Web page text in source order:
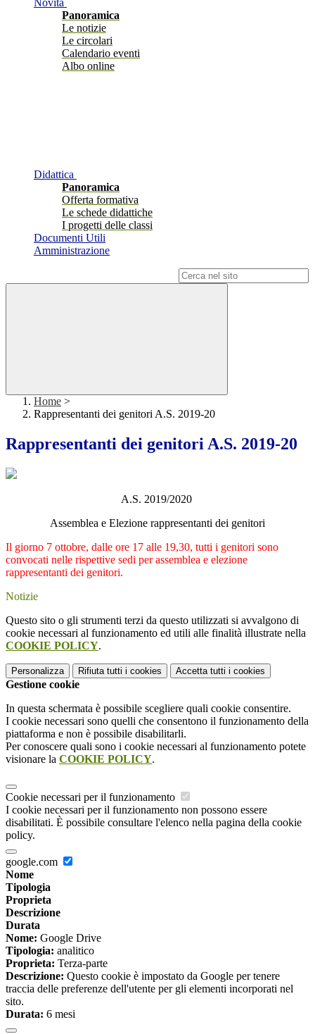
Novità
Panoramica
Le notizie
Le circolari
Calendario eventi
Albo online
Didattica
Panoramica
Offerta formativa
Le schede didattiche
I progetti delle classi
Documenti Utili
Amministrazione
Home >
Rappresentanti dei genitori A.S. 2019-20
Rappresentanti dei genitori A.S. 2019-20
A.S. 2019/2020
Assemblea e Elezione rappresentanti dei genitori
Il giorno 7 ottobre, dalle ore 17 alle 19,30, tutti i genitori sono
convocati nelle rispettive sedi per assemblea e elezione
rappresentanti dei genitori.
Notizie
Questo sito o gli strumenti terzi da questo utilizzati si avvalgono di
cookie necessari al funzionamento ed utili alle finalità illustrate nella
COOKIE POLICY.
Personalizza Rifiuta tutti i cookies Accetta tutti i cookies
Gestione cookie
In questa schermata è possibile scegliere quali cookie consentire.
I cookie necessari sono quelli che consentono il funzionamento della
piattaforma e non è possibile disabilitarli.
Per conoscere quali sono i cookie necessari al funzionamento potete
visionare la COOKIE POLICY.
Cookie necessari per il funzionamento
I cookie necessari per il funzionamento non possono essere
disabilitati. È possibile consultare l'elenco nella pagina della cookie
policy.
google.com
Nome
Tipologia
Proprieta
Descrizione
Durata
Nome: Google Drive
Tipologia: analitico
Proprieta: Terza-parte
Descrizione: Questo cookie è impostato da Google per tenere
traccia delle preferenze dell'utente per gli elementi incorporati nel
sito.
Durata: 6 mesi